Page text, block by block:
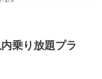
乗り放題プラ